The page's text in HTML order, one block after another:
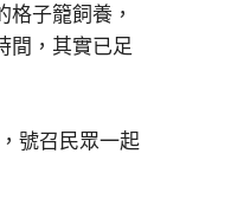
子籠飼養，
間，其實已足
號召民眾一起